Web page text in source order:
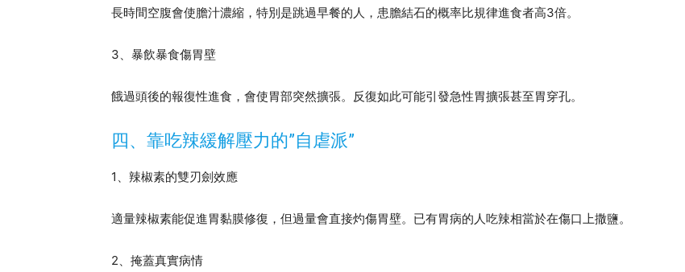
長時間空腹會使膽汁濃縮，特別是跳過早餐的人，患膽結石的概率比規律進食者高3倍。
3、暴飲暴食傷胃壁
餓過頭後的報復性進食，會使胃部突然擴張。反復如此可能引發急性胃擴張甚至胃穿孔。
四、靠吃辣緩解壓力的”自虐派”
1、辣椒素的雙刃劍效應
適量辣椒素能促進胃黏膜修復，但過量會直接灼傷胃壁。已有胃病的人吃辣相當於在傷口上撒鹽。
2、掩蓋真實病情